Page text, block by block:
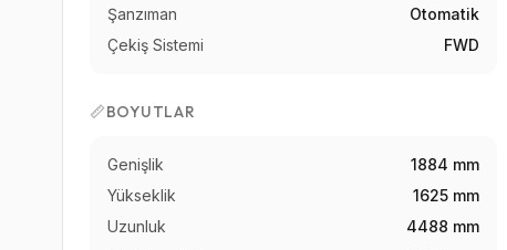
Şanzıman
Otomatik
Çekiş Sistemi
FWD
📏BOYUTLAR
Genişlik
1884 mm
Yükseklik
1625 mm
Uzunluk
4488 mm